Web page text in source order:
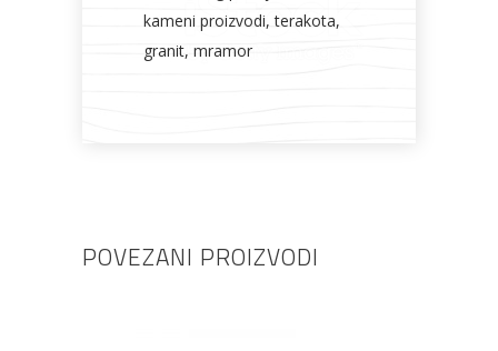
kameni proizvodi, terakota,
granit, mramor
POVEZANI PROIZVODI